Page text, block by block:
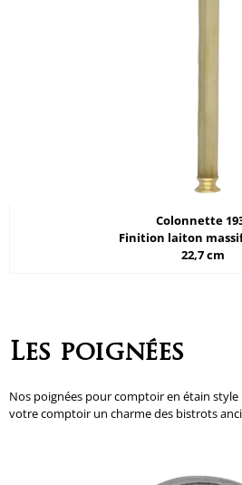
Colonnette
Finition laiton
22,7 cm
Les poignées
Nos poignées pour comptoir en étain style
votre comptoir un charme des bistrots